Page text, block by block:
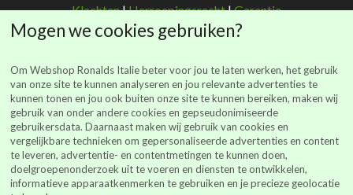
Klachten|Herroepingsrecht|Garantie
Ronalds Italië
(Ronalds Italië Delicatessen B.V.)
Walderstraat 26
7241 BJ Lochem
webshop@ronalds-italie.nl
Mogen we cookies gebruiken?
Om Webshop Ronalds Italie beter voor jou te laten werken, het gebruik
van onze site te kunnen analyseren en jou relevante advertenties te
kunnen tonen en jou ook buiten onze site te kunnen bereiken, maken wij
gebruik van onder andere cookies en gepseudonimiseerde
gebruikersdata. Daarnaast maken wij gebruik van cookies en
vergelijkbare technieken om gepersonaliseerde advertenties en content
te leveren, advertentie- en contentmetingen te kunnen doen,
doelgroepenonderzoek uit te voeren en diensten te ontwikkelen,
informatieve apparaatkenmerken te gebruiken en je precieze geolocatie